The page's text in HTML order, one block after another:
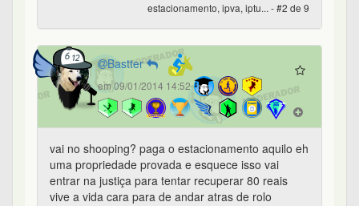
estacionamento, ipva, iptu... - #2 de 9
Bastter
em 09/01/2014 14:52
vai no shooping? paga o estacionamento aquilo eh
uma propriedade provada e esquece isso vai
entrar na justiça para tentar recuperar 80 reais
vive a vida cara para de andar atras de rolo